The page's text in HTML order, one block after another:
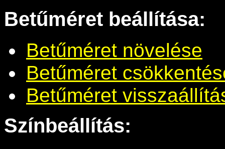
Betűméret beállítása:
Betűméret növelése
Betűméret
Betűméret
Színbeállítás: